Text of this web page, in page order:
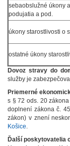
sebaobslužné úkony
podujatia a pod.
úkony starostlivosti o
ostatné úkony
Dovoz stravy do
služby je
Priemerné
s § 72 ods. 20
doplnení zákona č.
zákon) v znení
Košice
Ďalší poskytovatelia